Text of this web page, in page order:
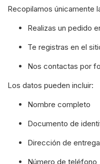
Recopilamos únicamente
Realizas un pedido
Te registras en el
Nos contactas por
Los datos pueden incluir:
Nombre completo
Documento de
Dirección de entrega
Número de teléfono